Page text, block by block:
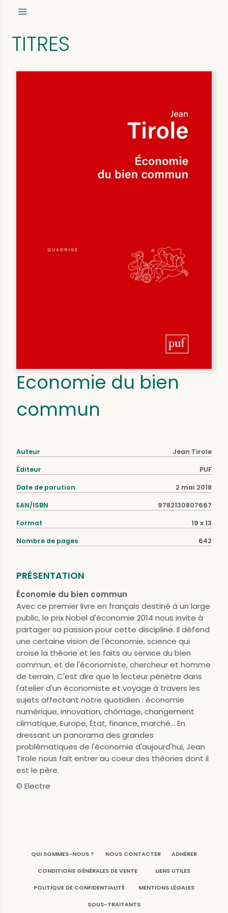
TITRES
Economie du bien
commun
Auteur Jean Tirole
Éditeur PUF
Date de parution 2 mai 2018
EAN/ISBN 9782130807667
Format 19 x 13
Nombre de pages 642
PRÉSENTATION
Économie du bien commun
Avec ce premier livre en français destiné à un large
public, le prix Nobel d'économie 2014 nous invite à
partager sa passion pour cette discipline. Il défend
une certaine vision de l'économie, science qui
croise la théorie et les faits au service du bien
commun, et de l'économiste, chercheur et homme
de terrain. C'est dire que le lecteur pénètre dans
l'atelier d'un économiste et voyage à travers les
sujets affectant notre quotidien : économie
numérique, innovation, chômage, changement
climatique, Europe, État, finance, marché... En
dressant un panorama des grandes
problématiques de l'économie d'aujourd'hui, Jean
Tirole nous fait entrer au coeur des théories dont il
est le père.
© Electre
QUI SOMMES-NOUS ? NOUS CONTACTER ADHÉRER
CONDITIONS GÉNÉRALES DE VENTE LIENS UTILES
POLITIQUE DE CONFIDENTIALITÉ MENTIONS LÉGALES
SOUS-TRAITANTS